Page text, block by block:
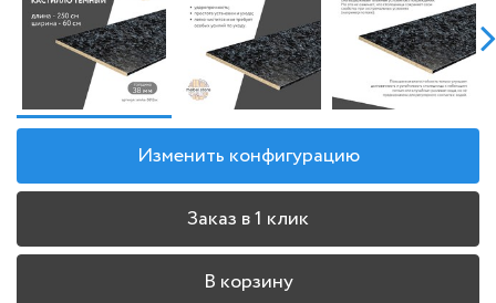
Изменить конфигурацию
Заказ в 1 клик
В корзину